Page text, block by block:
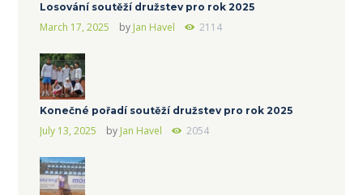
Losování soutěží družstev pro rok 2025
March 17, 2025 by Jan Havel 2114
Konečné pořadí soutěží družstev pro rok 2025
July 13, 2025 by Jan Havel 2054